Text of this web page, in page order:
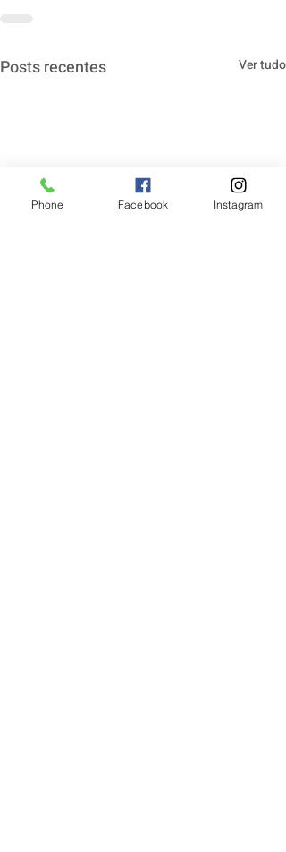
Posts recentes Ver tudo
Phone Facebook Instagram